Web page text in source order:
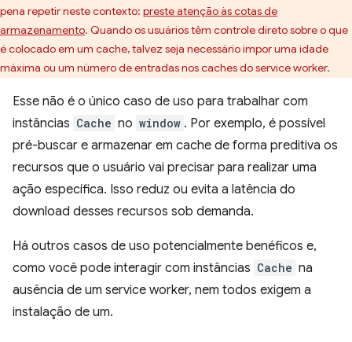
pena repetir neste contexto: preste atenção às cotas de
armazenamento. Quando os usuários têm controle direto sobre o que
é colocado em um cache, talvez seja necessário impor uma idade
máxima ou um número de entradas nos caches do service worker.
Esse não é o único caso de uso para trabalhar com
instâncias Cache no window . Por exemplo, é possível
pré-buscar e armazenar em cache de forma preditiva os
recursos que o usuário vai precisar para realizar uma
ação específica. Isso reduz ou evita a latência do
download desses recursos sob demanda.
Há outros casos de uso potencialmente benéficos e,
como você pode interagir com instâncias Cache na
ausência de um service worker, nem todos exigem a
instalação de um.